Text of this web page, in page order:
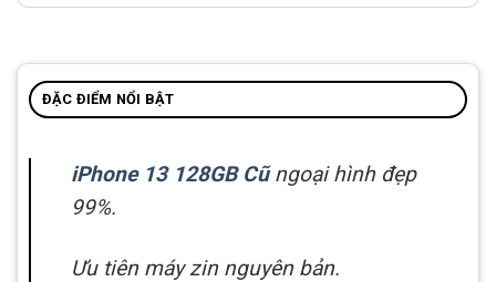
ĐẶC ĐIỂM NỔI BẬT
iPhone 13 128GB Cũngoại hình đẹp
99%.
Ưu tiên máy zin nguyên bản.